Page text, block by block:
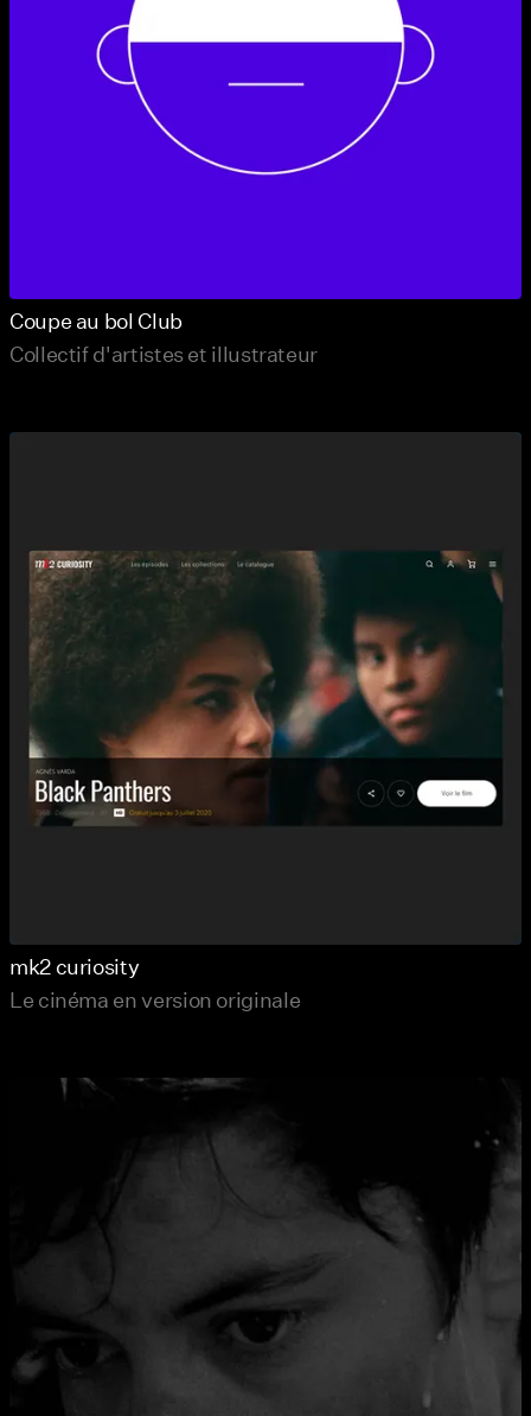
Coupe au bol Club
Collectif d'artistes et illustrateur
mk2 curiosity
Le cinéma en version originale